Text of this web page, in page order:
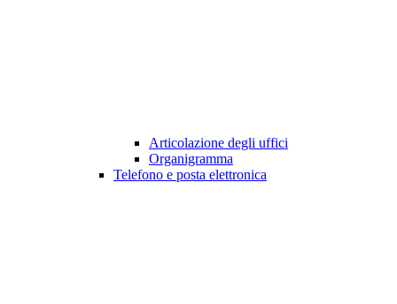
Articolazione degli uffici
Organigramma
Telefono e posta elettronica